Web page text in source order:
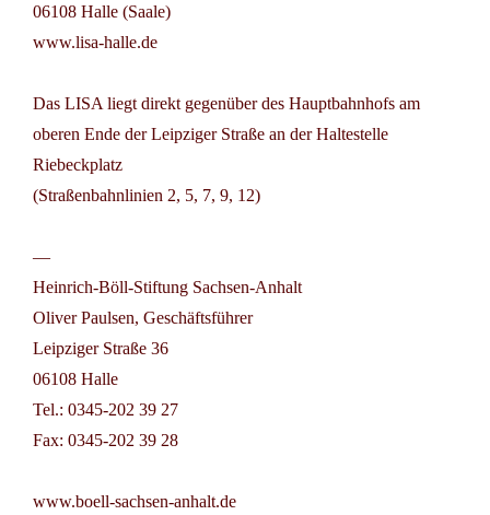
06108 Halle (Saale)
www.lisa-halle.de
Das LISA liegt direkt gegenüber des Hauptbahnhofs am
oberen Ende der Leipziger Straße an der Haltestelle
Riebeckplatz
(Straßenbahnlinien 2, 5, 7, 9, 12)
—
Heinrich-Böll-Stiftung Sachsen-Anhalt
Oliver Paulsen, Geschäftsführer
Leipziger Straße 36
06108 Halle
Tel.: 0345-202 39 27
Fax: 0345-202 39 28
www.boell-sachsen-anhalt.de